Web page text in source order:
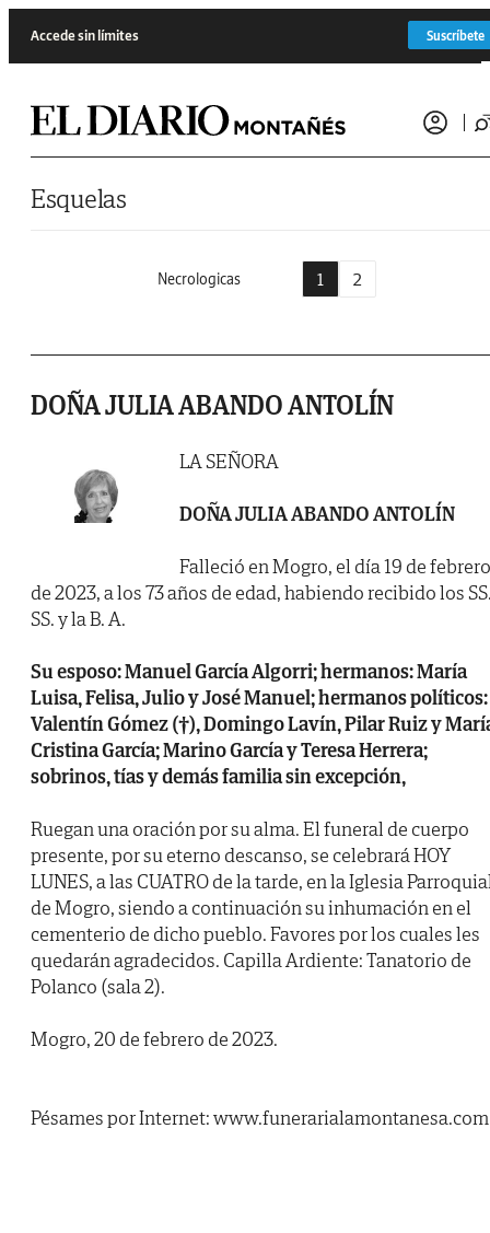
Accede sin límites Suscríbete
Esquelas
Necrologicas 1 2
DOÑA JULIA ABANDO ANTOLÍN
LA SEÑORA
DOÑA JULIA ABANDO ANTOLÍN
Falleció en Mogro, el día 19 de febrero
de 2023, a los 73 años de edad, habiendo recibido los
SS. y la B. A.
Su esposo: Manuel García Algorri; hermanos: María
Luisa, Felisa, Julio y José Manuel; hermanos políticos:
Valentín Gómez (†), Domingo Lavín, Pilar Ruiz y
Cristina García; Marino García y Teresa Herrera;
sobrinos, tías y demás familia sin excepción,
Ruegan una oración por su alma. El funeral de cuerpo
presente, por su eterno descanso, se celebrará HOY
LUNES, a las CUATRO de la tarde, en la Iglesia
de Mogro, siendo a continuación su inhumación en el
cementerio de dicho pueblo. Favores por los cuales les
quedarán agradecidos. Capilla Ardiente: Tanatorio de
Polanco (sala 2).
Mogro, 20 de febrero de 2023.
Pésames por Internet: www.funerarialamontanesa.com